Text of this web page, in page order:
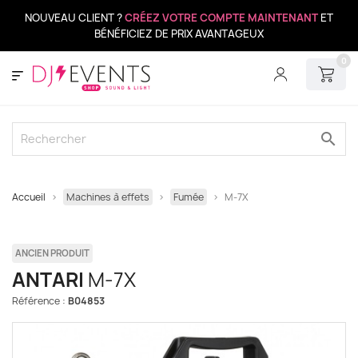
NOUVEAU CLIENT ?CRÉEZ VOTRE COMPTE MAINTENANT ET
BÉNÉFICIEZ DE PRIX AVANTAGEUX
0
search
Accueil Machines à effets Fumée M-7X
ANCIEN PRODUIT
ANTARI M-7X
Référence : B04853